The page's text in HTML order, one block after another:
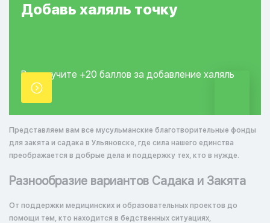
Добавь халяль точку
Вы получите +20 баллов за добавление халяль
точки.
Представляем вам все мусульманские благотворительные фонды
для закята и садака в Ульяновске, где сила нашего единства
преображается в добрые дела и поддержку тех, кто в нужде.
Разнообразие вариантов Садака и Закята
От поддержки медицинских и образовательных проектов до
помощи тем, кто находится в бедственных ситуациях,